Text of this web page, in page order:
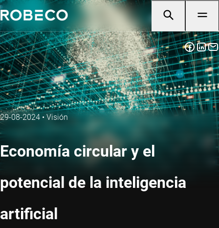
29-08-2024 • Visión
Economía circular y el
potencial de la inteligencia
artificial